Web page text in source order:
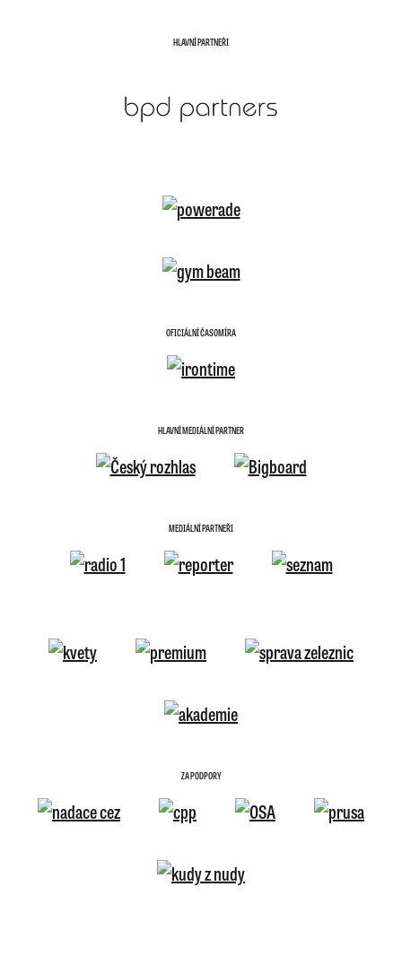
HLAVNÍ PARTNEŘI
OFICIÁLNÍ ČASOMÍRA
HLAVNÍ MEDIÁLNÍ PARTNER
MEDIÁLNÍ PARTNEŘI
ZA PODPORY